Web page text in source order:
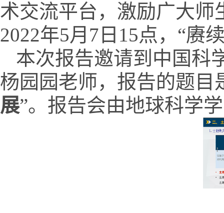
术交流平台，激励广大师
2022年5月 7 日 15点，“赓
本次报告邀请到 中国科
杨园园老师， 报告的题目
展”。报告会由地球科学